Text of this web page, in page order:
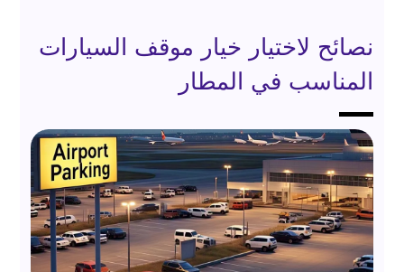
نصائح لاختيار خيار موقف السيارات
المناسب في المطار